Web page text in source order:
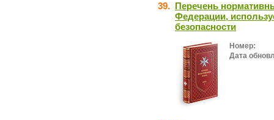
39. Перечень
Федерации,
безопасности
Номер:
Дата